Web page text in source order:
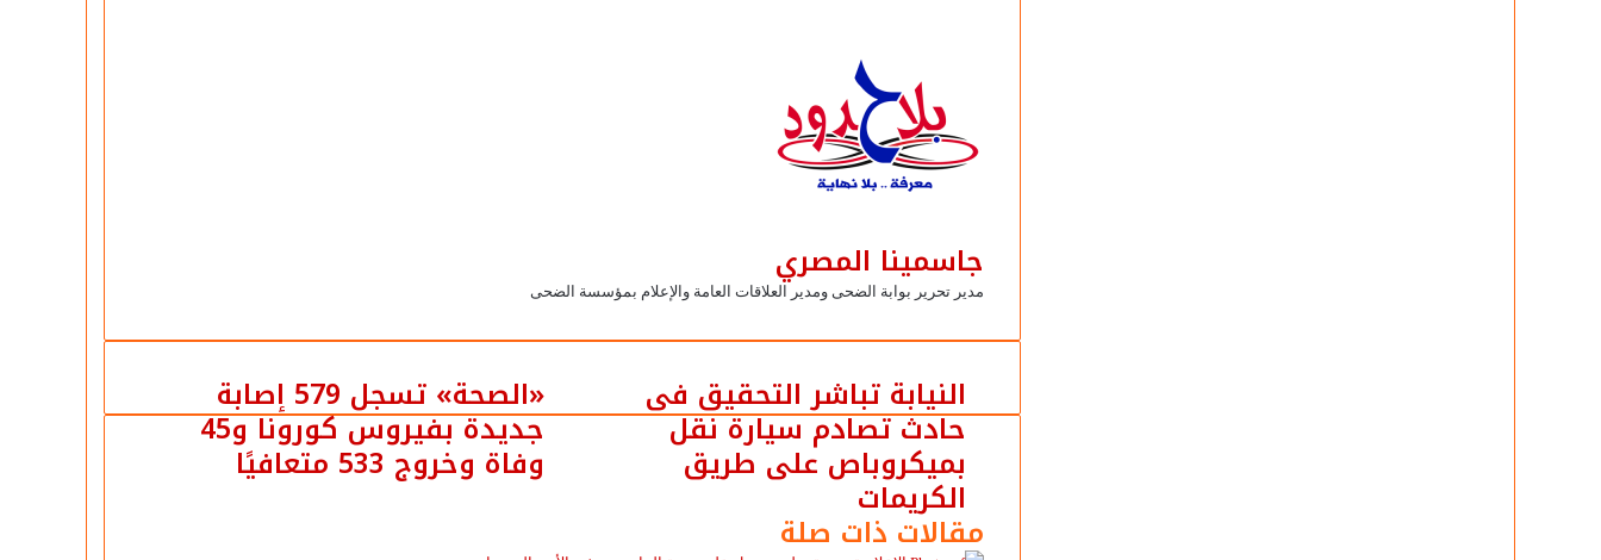
جاسمينا المصري
مدير تحرير بوابة الضحى ومدير العلاقات العامة والإعلام بمؤسسة الضحى
«الصحة» تسجل 579 إصابة
جديدة بفيروس كورونا و45
وفاة وخروج 533 متعافيًا
النيابة تباشر التحقيق فى
حادث تصادم سيارة نقل
بميكروباص على طريق
الكريمات
مقالات ذات صلة